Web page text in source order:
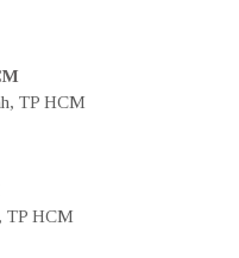
TP HCM
TP HCM